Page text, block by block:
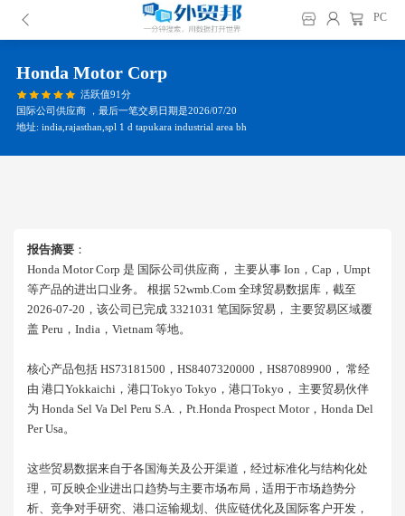
PC
Honda Motor Corp
活跃值91分
国际公司供应商 ，最后一笔交易日期是2026/07/20
地址: india,rajasthan,spl 1 d tapukara industrial area bh
报告摘要 ：
Honda Motor Corp 是 国际公司供应商， 主要从事 Ion，cap，umpt
等产品的进出口业务。 根据 52wmb.com 全球贸易数据库，截至
2026-07-20，该公司已完成 3321031 笔国际贸易， 主要贸易区域覆
盖 Peru，india，vietnam 等地。
核心产品包括 HS73181500，HS8407320000，HS87089900， 常经
由 港口yokkaichi，港口tokyo Tokyo，港口tokyo， 主要贸易伙伴
为 Honda Sel Va Del Peru S.a.，pt.honda Prospect Motor，honda Del
Per Usa。
这些贸易数据来自于各国海关及公开渠道，经过标准化与结构化处
理，可反映企业进出口趋势与主要市场布局，适用于市场趋势分
析、竞争对手研究、港口运输规划、供应链优化及国际客户开发，